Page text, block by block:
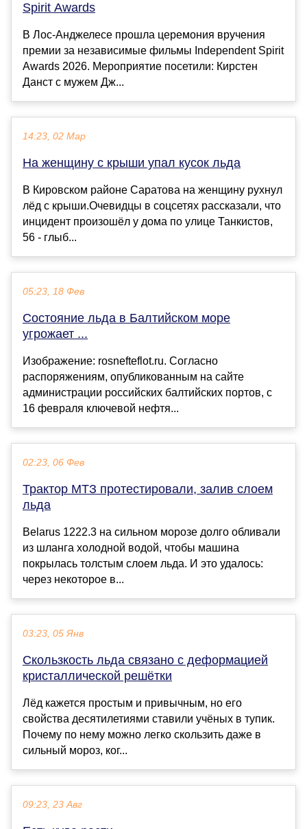
Spirit Awards
В Лос-Анджелесе прошла церемония вручения
премии за независимые фильмы Independent Spirit
Awards 2026. Мероприятие посетили: Кирстен
Данст с мужем Дж...
14:23, 02 Мар
На женщину с крыши упал кусок льда
В Кировском районе Саратова на женщину рухнул
лёд с крыши.Очевидцы в соцсетях рассказали, что
инцидент произошёл у дома по улице Танкистов,
56 - глыб...
05:23, 18 Фев
Состояние льда в Балтийском море
угрожает ...
Изображение: rosnefteflot.ru. Согласно
распоряжениям, опубликованным на сайте
администрации российских балтийских портов, с
16 февраля ключевой нефтя...
02:23, 06 Фев
Трактор МТЗ протестировали, залив слоем
льда
Belarus 1222.3 на сильном морозе долго обливали
из шланга холодной водой, чтобы машина
покрылась толстым слоем льда. И это удалось:
через некоторое в...
03:23, 05 Янв
Скользкость льда связано с деформацией
кристаллической решётки
Лёд кажется простым и привычным, но его
свойства десятилетиями ставили учёных в тупик.
Почему по нему можно легко скользить даже в
сильный мороз, ког...
09:23, 23 Авг